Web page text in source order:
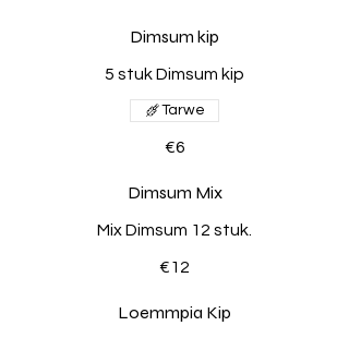
Dimsum kip
5 stuk Dimsum kip
€6
Tarwe
Dimsum Mix
Mix Dimsum 12 stuk.
€12
Loemmpia Kip